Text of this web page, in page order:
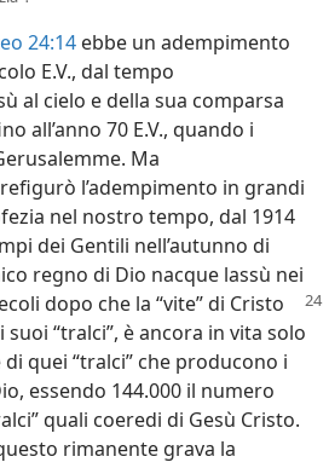
24:14 ebbe un adempimento
E.V., dal tempo
al cielo e della sua comparsa
all’anno 70 E.V., quando i
Ma
l’adempimento in grandi
nel nostro tempo, dal 1914
dei Gentili nell’autunno di
regno di Dio nacque lassù nei
dopo che la “vite” di Cristo
“tralci”, è ancora in vita solo
quei “tralci” che producono i
essendo 144.000 il numero
quali coeredi di Gesù Cristo.
rimanente grava la